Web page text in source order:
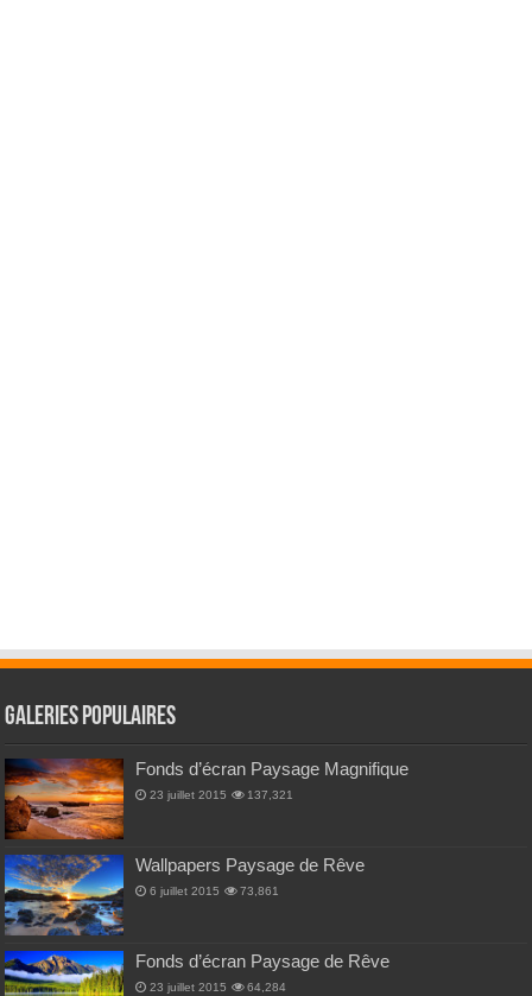
Galeries Populaires
Fonds d’écran Paysage Magnifique
23 juillet 2015 137,321
Wallpapers Paysage de Rêve
6 juillet 2015 73,861
Fonds d’écran Paysage de Rêve
23 juillet 2015 64,284